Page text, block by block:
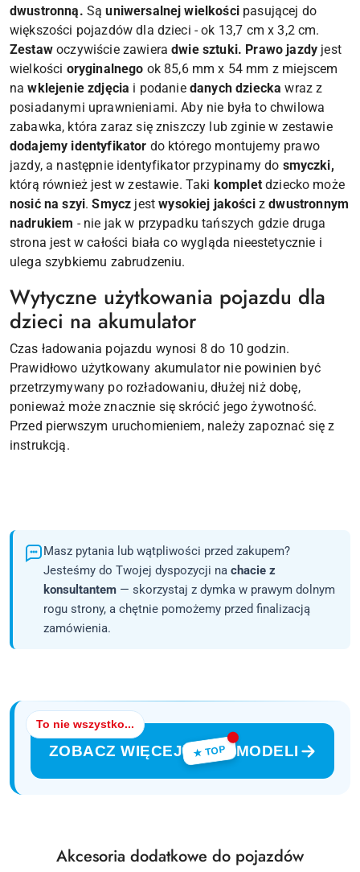
dwustronną. Sąuniwersalnej wielkościpasującej do
większości pojazdów dla dzieci - ok 13,7 cm x 3,2 cm.
Zestawoczywiście zawieradwie sztuki. Prawo jazdy jest
wielkości oryginalnego ok 85,6 mm x 54 mm z miejscem
nawklejenie zdjęcia i podanie danych dziecka wraz z
posiadanymi uprawnieniami. Aby nie była to chwilowa
zabawka, która zaraz się zniszczy lub zginie w zestawie
dodajemy identyfikator do którego montujemy prawo
jazdy, a następnie identyfikator przypinamy do smyczki,
którą również jest w zestawie. Taki kompletdziecko może
nosić na szyi.Smycz jestwysokiej jakościzdwustronnym
nadrukiem - nie jak w przypadku tańszych gdzie druga
strona jest w całości biała co wygląda nieestetycznie i
ulega szybkiemu zabrudzeniu.
Wytyczne użytkowania pojazdu dla
dzieci na akumulator
Czas ładowania pojazdu wynosi 8 do 10 godzin.
Prawidłowo użytkowany akumulator nie powinien być
przetrzymywany po rozładowaniu, dłużej niż dobę,
ponieważ może znacznie się skrócić jego żywotność.
Przed pierwszym uruchomieniem, należy zapoznać się z
instrukcją.
Masz pytania lub wątpliwości przed zakupem?
Jesteśmy do Twojej dyspozycji na chacie z
konsultantem — skorzystaj z dymka w prawym dolnym
rogu strony, a chętnie pomożemy przed finalizacją
zamówienia.
To nie wszystko...
ZOBACZ WIĘCEJ ★ TOP MODELI
Pomiń karuzelę produktów
Produkty
Akcesoria dodatkowe do pojazdów